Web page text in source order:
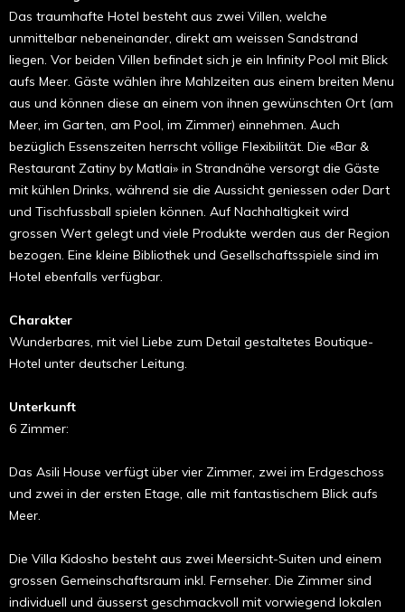
Das traumhafte Hotel besteht aus zwei Villen, welche
unmittelbar nebeneinander, direkt am weissen Sandstrand
liegen. Vor beiden Villen befindet sich je ein Infinity Pool mit Blick
aufs Meer. Gäste wählen ihre Mahlzeiten aus einem breiten Menu
aus und können diese an einem von ihnen gewünschten Ort (am
Meer, im Garten, am Pool, im Zimmer) einnehmen. Auch
bezüglich Essenszeiten herrscht völlige Flexibilität. Die «Bar &
Restaurant Zatiny by Matlai» in Strandnähe versorgt die Gäste
mit kühlen Drinks, während sie die Aussicht geniessen oder Dart
und Tischfussball spielen können. Auf Nachhaltigkeit wird
grossen Wert gelegt und viele Produkte werden aus der Region
bezogen. Eine kleine Bibliothek und Gesellschaftsspiele sind im
Hotel ebenfalls verfügbar.
Charakter
Wunderbares, mit viel Liebe zum Detail gestaltetes Boutique-
Hotel unter deutscher Leitung.
Unterkunft
6 Zimmer:
Das Asili House verfügt über vier Zimmer, zwei im Erdgeschoss
und zwei in der ersten Etage, alle mit fantastischem Blick aufs
Meer.
Die Villa Kidosho besteht aus zwei Meersicht-Suiten und einem
grossen Gemeinschaftsraum inkl. Fernseher. Die Zimmer sind
individuell und äusserst geschmackvoll mit vorwiegend lokalen